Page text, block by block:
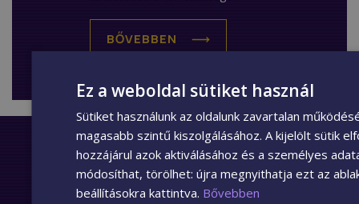
BŐVEBBEN
FŐOLDAL
TERMÉKEK
ÁRLISTA
Ez a weboldal sütiket használ
Sütiket használunk az oldalunk zavartalan
magasabb szintű kiszolgálásához. A kijelölt sütik
hozzájárul azok aktiválásához és a személyes
módosíthat, törölhet: újra megnyithatja ezt az
beállításokra kattintva. Bővebben